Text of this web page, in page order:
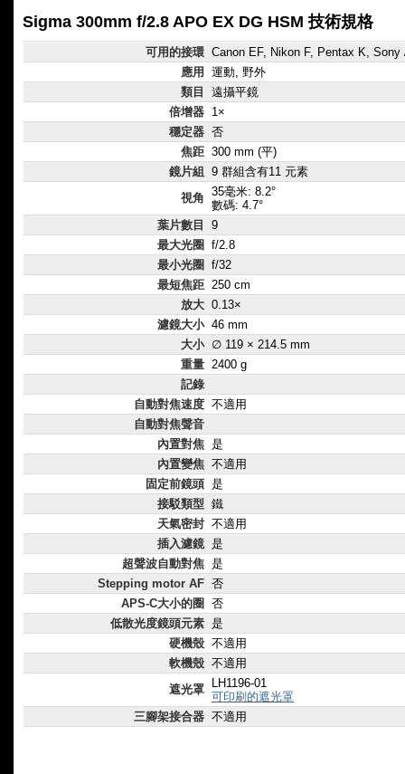
Sigma 300mm f/2.8 APO EX DG HSM 技術規格
可用的接環 Canon EF, Nikon F, Pentax K,
應用
運動, 野外
類目
遠攝平鏡
倍增器 1×
穩定器 否
焦距 300 mm (平)
鏡片組
9 群組含有11 元素
視角 35毫米: 8.2°
數碼: 4.7°
葉片數目
9
最大光圈
f/2.8
最小光圈
f/32
最短焦距 250 cm
放大 0.13×
濾鏡大小 46 mm
大小 ∅ 119 × 214.5 mm
重量 2400 g
記錄
自動對焦速度 不適用
自動對焦聲音
內置對焦 是
內置變焦 不適用
固定前鏡頭 是
接駁類型 鐵
天氣密封 不適用
插入濾鏡 是
超聲波自動對焦 是
Stepping motor AF 否
APS-C大小的圈
否
低散光度鏡頭元素 是
硬機殼 不適用
軟機殼 不適用
遮光罩
LH1196-01
可印刷的遮光罩
三腳架接合器 不適用